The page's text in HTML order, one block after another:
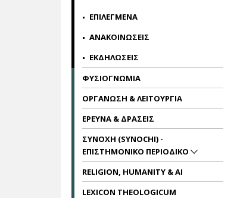
ΕΠΙΛΕΓΜΕΝΑ
ΑΝΑΚΟΙΝΩΣΕΙΣ
ΕΚΔΗΛΩΣΕΙΣ
ΦΥΣΙΟΓΝΩΜΙΑ
ΟΡΓΑΝΩΣΗ & ΛΕΙΤΟΥΡΓΙΑ
ΕΡΕΥΝΑ & ΔΡΑΣΕΙΣ
ΣΥΝΟΧΗ (SYNOCHI) -
ΕΠΙΣΤΗΜΟΝΙΚΟ ΠΕΡΙΟΔΙΚΟ
RELIGION, HUMANITY & AI
LEXICON THEOLOGICUM